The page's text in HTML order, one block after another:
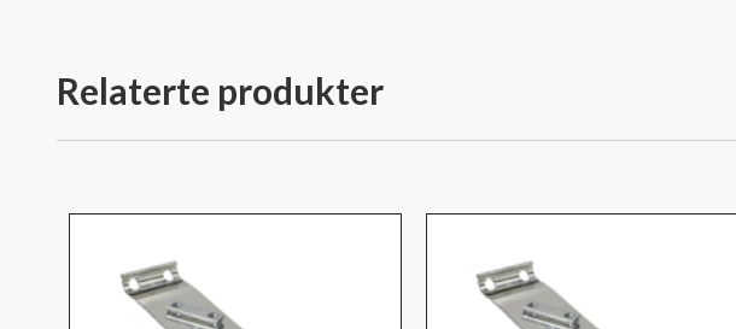
Relaterte produkter